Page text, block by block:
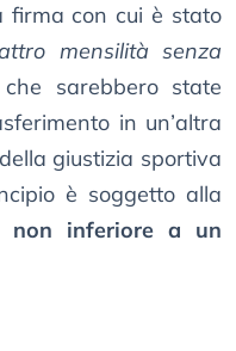
firma con cui è stato
mensilità senza
sarebbero state
in un’altra
giustizia sportiva
è soggetto alla
non inferiore a un